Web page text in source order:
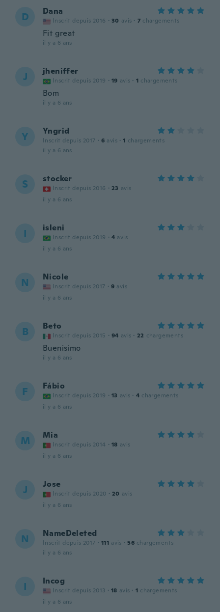
D Dana
Inscrit depuis 2016 · 30 avis · 7 chargements
Fit great
il y a 6 ans
J jheniffer
Inscrit depuis 2019 · 19 avis · 1 chargements
Bom
il y a 6 ans
Y Yngrid
Inscrit depuis 2017 · 6 avis · 1 chargements
il y a 6 ans
S stocker
Inscrit depuis 2016 · 23 avis
il y a 6 ans
I isleni
Inscrit depuis 2019 · 4 avis
il y a 6 ans
N Nicole
Inscrit depuis 2017 · 9 avis
il y a 6 ans
B Beto
Inscrit depuis 2015 · 94 avis · 22 chargements
Buenisimo
il y a 6 ans
F Fábio
Inscrit depuis 2019 · 13 avis · 4 chargements
il y a 6 ans
M Mia
Inscrit depuis 2014 · 18 avis
il y a 6 ans
J Jose
Inscrit depuis 2020 · 20 avis
il y a 6 ans
N NameDeleted
Inscrit depuis 2017 · 111 avis · 56 chargements
il y a 6 ans
I Incog
Inscrit depuis 2013 · 18 avis · 1 chargements
il y a 6 ans